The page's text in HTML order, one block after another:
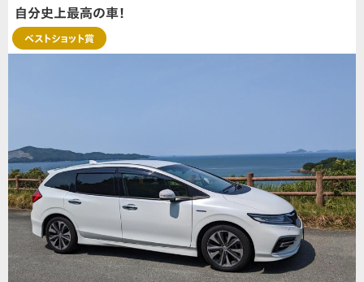
自分史上最高の車！
ベストショット賞